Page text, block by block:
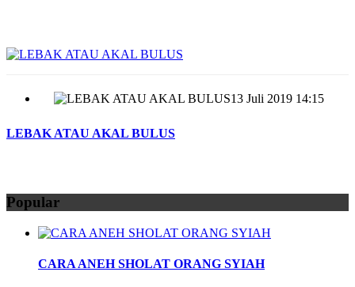
13 Juli 2019 14:15
LEBAK ATAU AKAL BULUS
Popular
CARA ANEH SHOLAT ORANG SYIAH